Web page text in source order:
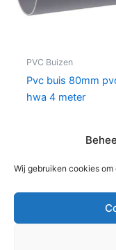
Wij gebruiken cookies
PVC Buizen
Pvc buis 80mm
hwa 4 meter
In winkelwagen